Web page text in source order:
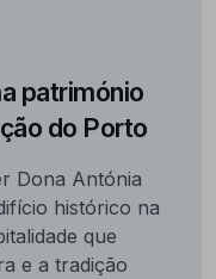
património
do Porto
Dona Antónia
histórico na
que
e a tradição